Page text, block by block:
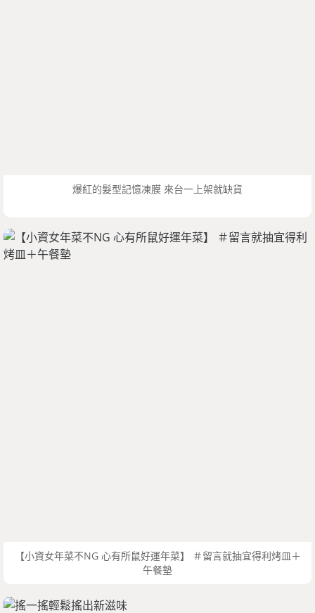
爆紅的髮型記憶凍膜 來台一上架就缺貨
【小資女年菜不NG 心有所鼠好運年菜】 ＃留言就抽宜得利烤皿＋
午餐墊